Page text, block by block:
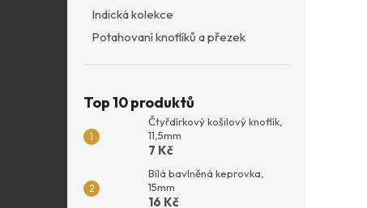
Indická kolekce
Potahovaní knoflíků a přezek
Top 10 produktů
Čtyřdírkový košilový knoflík,
11,5mm
7 Kč
Bílá bavlněná keprovka,
15mm
16 Kč